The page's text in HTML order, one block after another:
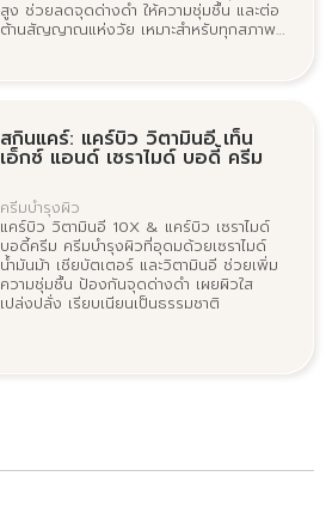
สูง ช่วยลดจุดด่างดำ ให้ความชุ่มชื้น และต่อ
ต้านสัญญาณแห่งวัย เหมาะสำหรับทุกสภาพ
สกินแคร์: แคร์บิว วิตามินอี เท็น
เอ็กซ์ แอนด์ เซราไมด์ บอดี้ ครีม
ครีมบำรุงผิว
แคร์บิว วิตามินอี 10X & แคร์บิว เซราไมด์
บอดี้ครีม ครีมบำรุงผิวที่อุดมด้วยเซราไมด์
น้ำมันม้า เชียบัตเตอร์ และวิตามินอี ช่วยเพิ่ม
ความชุ่มชื้น ป้องกันจุดด่างดำ เผยผิวใส
เปล่งปลั่ง เรียบเนียนเป็นธรรมชาติ